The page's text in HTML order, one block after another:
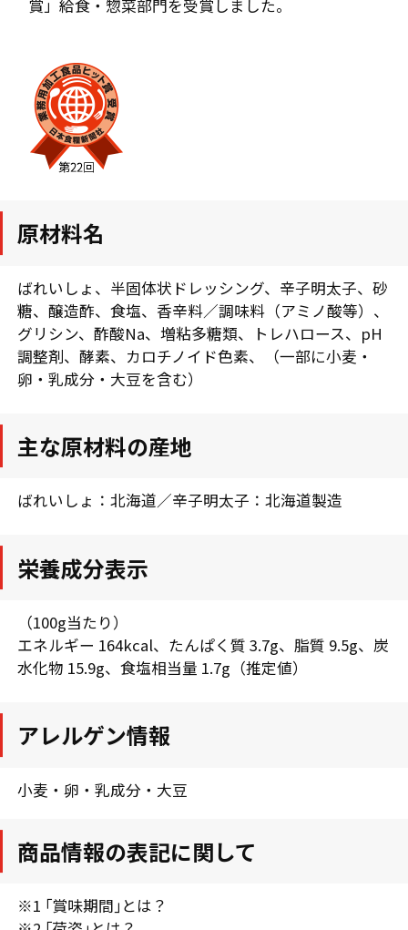
賞」給食・惣菜部門を受賞しました。
原材料名
ばれいしょ、半固体状ドレッシング、辛子明太子、砂
糖、醸造酢、食塩、香辛料／調味料（アミノ酸等）、
グリシン、酢酸Na、増粘多糖類、トレハロース、pH
調整剤、酵素、カロチノイド色素、（一部に小麦・
卵・乳成分・大豆を含む）
主な原材料の産地
ばれいしょ：北海道／辛子明太子：北海道製造
栄養成分表示
（100g当たり）
エネルギー 164kcal、たんぱく質 3.7g、脂質 9.5g、炭
水化物 15.9g、食塩相当量 1.7g（推定値）
アレルゲン情報
小麦・卵・乳成分・大豆
商品情報の表記に関して
※1 ｢賞味期間｣とは？